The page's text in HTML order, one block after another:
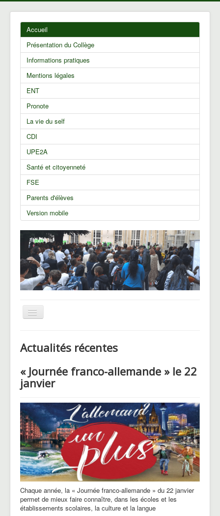
Accueil
Présentation du Collège
Informations pratiques
Mentions légales
ENT
Pronote
La vie du self
CDI
UPE2A
Santé et citoyenneté
FSE
Parents d'élèves
Version mobile
Basculer
la
CHAM
Le Pôle basket
Voyages et sorties
Blog des Hellenautes
Actualités récentes
« Journée franco-allemande » le 22
janvier
Chaque année, la « Journée franco-allemande » du 22 janvier
permet de mieux faire connaître, dans les écoles et les
établissements scolaires, la culture et la langue